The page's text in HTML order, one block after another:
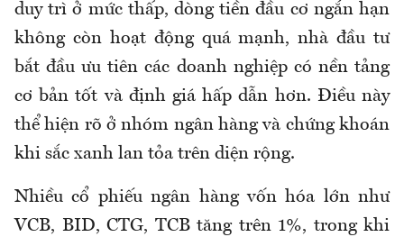
duy trì ở mức thấp, dòng tiền đầu cơ ngắn hạn
không còn hoạt động quá mạnh, nhà đầu tư
bắt đầu ưu tiên các doanh nghiệp có nền tảng
cơ bản tốt và định giá hấp dẫn hơn. Điều này
thể hiện rõ ở nhóm ngân hàng và chứng khoán
khi sắc xanh lan tỏa trên diện rộng.
Nhiều cổ phiếu ngân hàng vốn hóa lớn như
VCB, BID, CTG, TCB tăng trên 1%, trong khi